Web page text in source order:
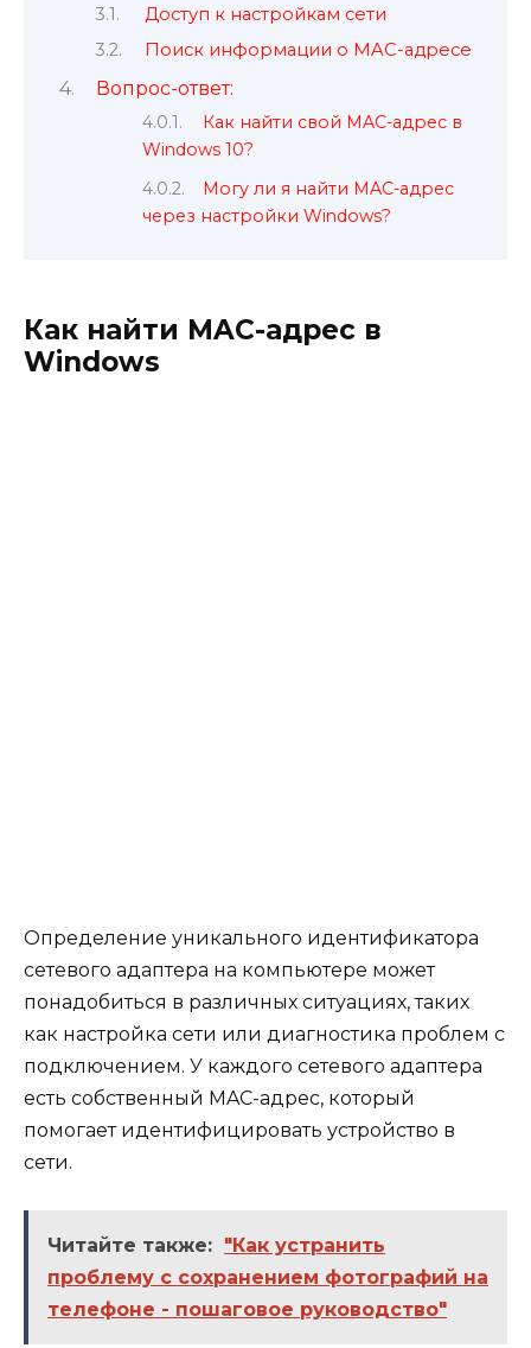
Доступ к настройкам сети
Поиск информации о MAC-адресе
Вопрос-ответ:
Как найти свой MAC-адрес в
Windows 10?
Могу ли я найти MAC-адрес
через настройки Windows?
Как найти MAC-адрес в
Windows
Определение уникального идентификатора
сетевого адаптера на компьютере может
понадобиться в различных ситуациях, таких
как настройка сети или диагностика проблем с
подключением. У каждого сетевого адаптера
есть собственный MAC-адрес, который
помогает идентифицировать устройство в
сети.
Читайте также: "Как устранить
проблему с сохранением фотографий на
телефоне - пошаговое руководство"